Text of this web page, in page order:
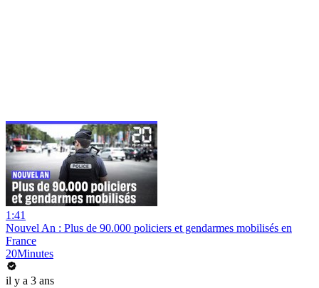
1:41
Nouvel An : Plus de 90.000 policiers et gendarmes mobilisés en
France
20Minutes
il y a 3 ans